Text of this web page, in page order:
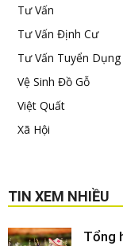
Tư Vấn
Tư Vấn Định Cư
Tư Vấn Tuyển Dụng
Vệ Sinh Đồ Gỗ
Việt Quất
Xã Hội
TIN XEM NHIỀU
Tổng